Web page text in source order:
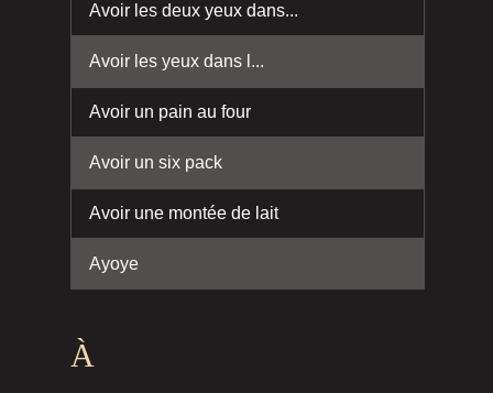
Avoir les deux yeux dans...
Avoir les yeux dans l...
Avoir un pain au four
Avoir un six pack
Avoir une montée de lait
Ayoye
À